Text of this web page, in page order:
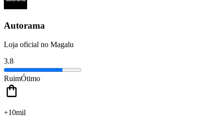
Autorama
Loja oficial no Magalu
3.8
RuimÓtimo
+10mil